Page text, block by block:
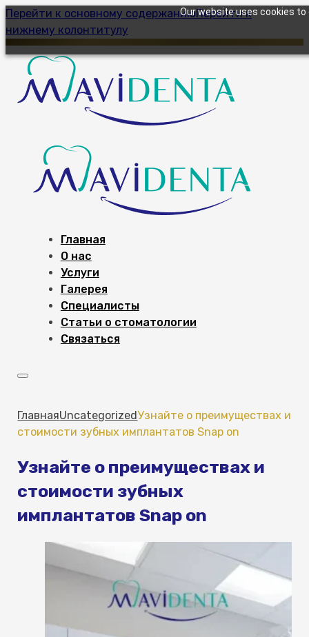
Our website uses cookies to
Перейти к основному содержаниюПерейти к
нижнему колонтитулу
Главная
О нас
Услуги
Галерея
Специалисты
Статьи о стоматологии
Связаться
ГлавнаяUncategorizedУзнайте о преимуществах и
стоимости зубных имплантатов Snap on
Узнайте о преимуществах и
стоимости зубных
имплантатов Snap on